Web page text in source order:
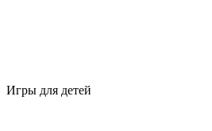
Игры для детей